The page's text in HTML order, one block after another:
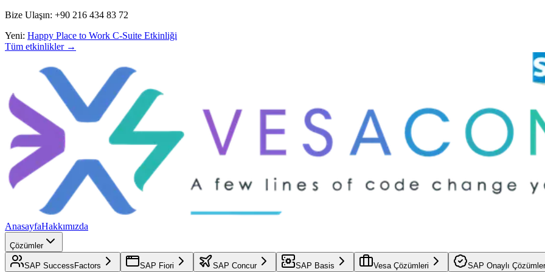
Bize Ulaşın: +90 216 434 83 72
Yeni: Happy Place to Work C-Suite Etkinliği
Tüm etkinlikler →
AnasayfaHakkımızda
Çözümler
SAP SuccessFactors SAP Fiori SAP Concur SAP Basis Vesa Çözümleri SAP Onaylı Çözümler